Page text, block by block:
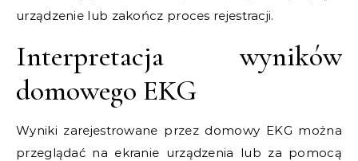
urządzenie lub zakończ proces rejestracji.
Interpretacja wyników
domowego EKG
Wyniki zarejestrowane przez domowy EKG można
przeglądać na ekranie urządzenia lub za pomocą